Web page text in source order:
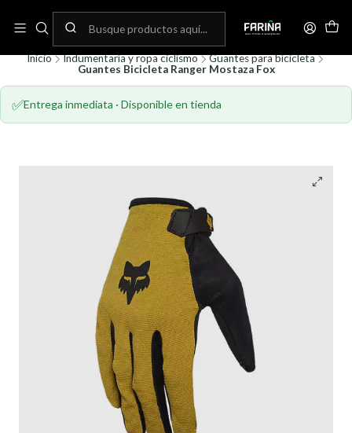
Envíos gratis por compras sobre 80.000! (No aplica para bicicletas)
Inicio Indumentaria y ropa ciclismo
Guantes para bicicleta
Guantes Bicicleta Ranger Mostaza Fox
✅Entrega inmediata · Disponible en tienda